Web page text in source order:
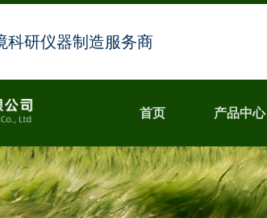
科研仪器制造服务商
首页 产品中心